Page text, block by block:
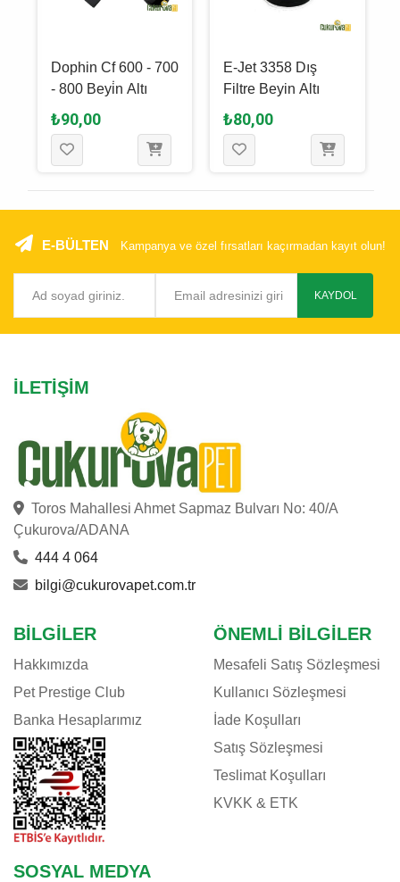
Dophin Cf 600 - 700
- 800 Beyi̇n Altı
₺90,00
E-Jet 3358 Dış
Filtre Beyin Altı
₺80,00
E-BÜLTEN Kampanya ve özel fırsatları kaçırmadan kayıt olun!
KAYDOL
İLETIŞIM
Toros Mahallesi Ahmet Sapmaz Bulvarı No: 40/A
Çukurova/ADANA
444 4 064
bilgi@cukurovapet.com.tr
BILGILER
Hakkımızda
Pet Prestige Club
Banka Hesaplarımız
ÖNEMLI BILGILER
Mesafeli Satış Sözleşmesi
Kullanıcı Sözleşmesi
İade Koşulları
Satış Sözleşmesi
Teslimat Koşulları
KVKK & ETK
SOSYAL MEDYA